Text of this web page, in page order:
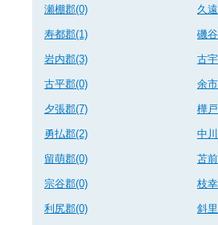
瀬棚郡(0) 久
寿都郡(1) 磯
岩内郡(3) 古
古平郡(0) 余
夕張郡(7) 樺
勇払郡(2) 中
留萌郡(0) 苫
宗谷郡(0) 枝
利尻郡(0) 斜